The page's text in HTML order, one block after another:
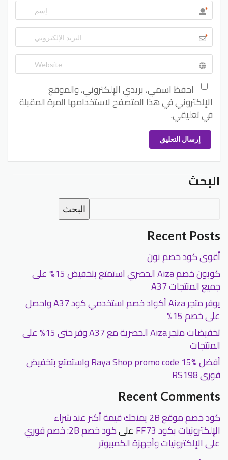
*
*
احفظ اسمي، بريدي الإلكتروني، والموقع
الإلكتروني في هذا المتصفح لاستخدامها المرة المقبلة
في تعليقي.
إرسال التعليق
البحث
البحث
Recent Posts
أقوى كود خصم نون
كوبون خصم Aiza الحصري استمتع بتخفيض 15% على
جميع المنتجات A37
يوفر متجر Aiza أكواد خصم استخدمي كود A37 واحصل
على خصم 15%
تخفيضات متجر Aiza الحصرية مع A37 وفر حتى 15% على
المنتجات
أفضل Raya Shop promo code 15% واستمتع بتخفيض
فورى RS198
Recent Comments
كود خصم موقع 2B يمنحك قيمة أكبر عند شراء
الإلكترونيات بكود FF73 على كود خصم 2B: خصم فوري
على الإلكترونيات وأجهزة الكمبيوتر